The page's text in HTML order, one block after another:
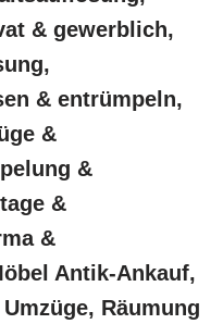
& gewerblich,
& entrümpeln,
&
&
&
&
Antik-Ankauf,
Räumung